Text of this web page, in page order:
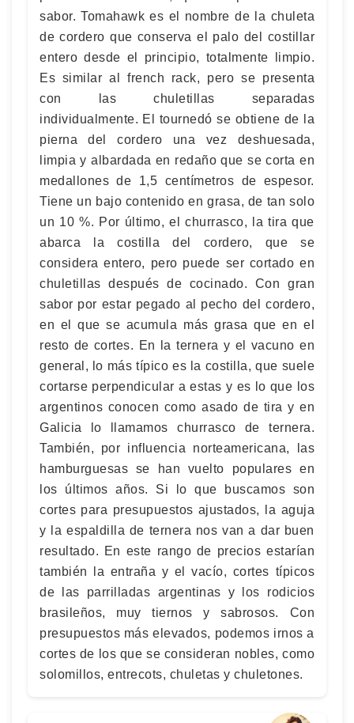
sabor. Tomahawk es el nombre de la chuleta
de cordero que conserva el palo del costillar
entero desde el principio, totalmente limpio.
Es similar al french rack, pero se presenta
con las chuletillas separadas
individualmente. El tournedó se obtiene de la
pierna del cordero una vez deshuesada,
limpia y albardada en redaño que se corta en
medallones de 1,5 centímetros de espesor.
Tiene un bajo contenido en grasa, de tan solo
un 10 %. Por último, el churrasco, la tira que
abarca la costilla del cordero, que se
considera entero, pero puede ser cortado en
chuletillas después de cocinado. Con gran
sabor por estar pegado al pecho del cordero,
en el que se acumula más grasa que en el
resto de cortes. En la ternera y el vacuno en
general, lo más típico es la costilla, que suele
cortarse perpendicular a estas y es lo que los
argentinos conocen como asado de tira y en
Galicia lo llamamos churrasco de ternera.
También, por influencia norteamericana, las
hamburguesas se han vuelto populares en
los últimos años. Si lo que buscamos son
cortes para presupuestos ajustados, la aguja
y la espaldilla de ternera nos van a dar buen
resultado. En este rango de precios estarían
también la entraña y el vacío, cortes típicos
de las parrilladas argentinas y los rodicios
brasileños, muy tiernos y sabrosos. Con
presupuestos más elevados, podemos irnos a
cortes de los que se consideran nobles, como
solomillos, entrecots, chuletas y chuletones.